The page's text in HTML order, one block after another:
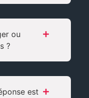
ou
?
est